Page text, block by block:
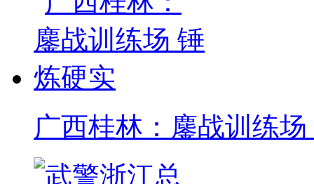
广西桂林：鏖战训练